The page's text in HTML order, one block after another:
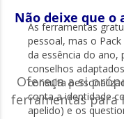
As ferramentas
pessoal, mas o
da essência do ano,
conselhos
consulta
conta a identidade
apelido) e os
Não deixe que o
Ofereça a si
ferramentas para